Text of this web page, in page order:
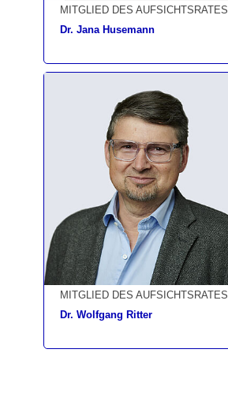
MITGLIED DES AUFSICHTSRATES
Dr. Jana Husemann
MITGLIED DES AUFSICHTSRATES
Dr. Wolfgang Ritter